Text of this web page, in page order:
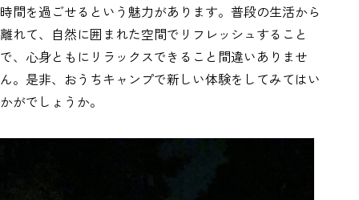
時間を過ごせるという魅力があります。普段の生活から
離れて、自然に囲まれた空間でリフレッシュすること
で、心身ともにリラックスできること間違いありませ
ん。是非、おうちキャンプで新しい体験をしてみてはい
かがでしょうか。